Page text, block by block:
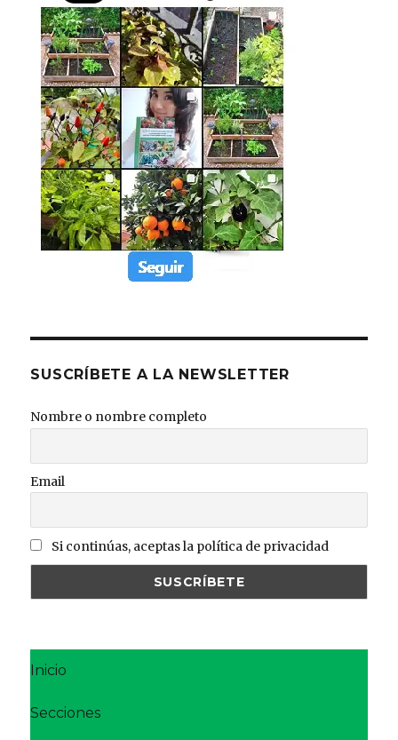
SUSCRÍBETE A LA NEWSLETTER
Nombre o nombre completo
Email
Si continúas, aceptas la política de privacidad
Inicio
Secciones